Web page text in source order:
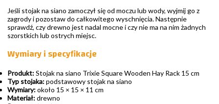
Jeśli stojak na siano zamoczył się od moczu lub wody, wyjmij go z
zagrody i pozostaw do całkowitego wyschnięcia. Następnie
sprawdź, czy drewno jest nadal mocne i czy nie ma na nim żadnych
szorstkich lub ostrych miejsc.
Wymiary i specyfikacje
Produkt:Stojak na siano Trixie Square Wooden Hay Rack 15 cm
Typ stojaka:podstawowy stojak na siano
Wymiary:około 15 × 15 × 11 cm
Materiał:drewno